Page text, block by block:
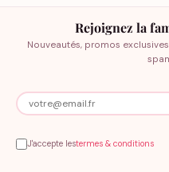
Rejoignez la
Nouveautés, promos
J'accepte lestermes & conditions